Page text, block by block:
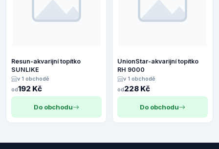
Resun-akvarijní topítko
SUNLIKE
v 1 obchodě
od192 Kč
Do obchodu
UnionStar-akvarijní topítko
RH 9000
v 1 obchodě
od228 Kč
Do obchodu